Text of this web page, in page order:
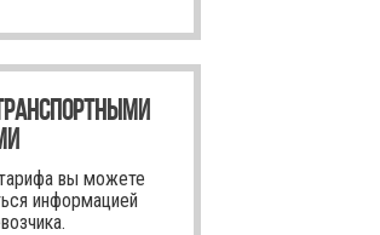
вы можете
информацией